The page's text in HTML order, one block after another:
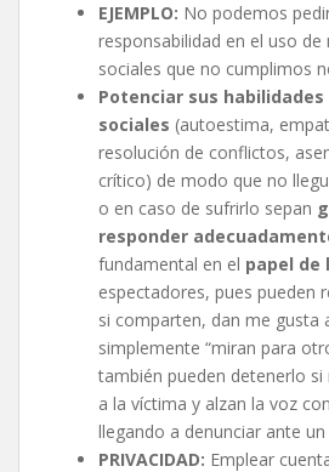
EJEMPLO: No podemos
responsabilidad en el uso de
sociales que no cumplimos
Potenciar sus habilidades
sociales (autoestima,
resolución de conflictos,
crítico) de modo que no
o en caso de sufrirlo sepan
responder
fundamental en el papel de
espectadores, pues pueden
si comparten, dan me gusta
simplemente “miran para
también pueden detenerlo si
a la víctima y alzan la voz
llegando a denunciar ante
PRIVACIDAD: Emplear